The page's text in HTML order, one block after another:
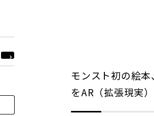
モンスト初の絵
をAR（拡張現実